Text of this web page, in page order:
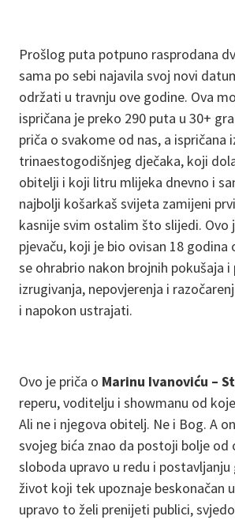
Prošlog puta potpuno rasprodana
sama po sebi najavila svoj novi
održati u travnju ove godine. Ova
ispričana je preko 290 puta u 30+
priča o svakome od nas, a ispričana
trinaestogodišnjeg dječaka, koji
obitelji i koji litru mlijeka dnevno i
najbolji košarkaš svijeta zamijeni
kasnije svim ostalim što slijedi. Ovo
pjevaču, koji je bio ovisan 18 godina
se ohrabrio nakon brojnih pokušaja i
izrugivanja, nepovjerenja i
i napokon ustrajati.
Ovo je priča o Marinu Ivanoviću –
reperu, voditelju i showmanu od
Ali ne i njegova obitelj. Ne i Bog. A
svojeg bića znao da postoji bolje od
sloboda upravo u redu i postavljanju
život koji tek upoznaje beskonačan
upravo to želi prenijeti publici,